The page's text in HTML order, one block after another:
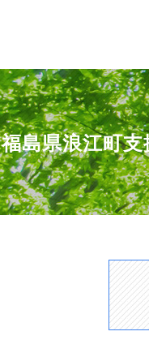
福島県浪江町支